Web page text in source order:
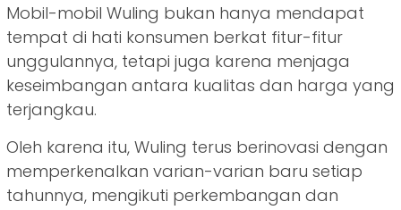
Mobil-mobil Wuling bukan hanya mendapat
tempat di hati konsumen berkat fitur-fitur
unggulannya, tetapi juga karena menjaga
keseimbangan antara kualitas dan harga yang
terjangkau.
Oleh karena itu, Wuling terus berinovasi dengan
memperkenalkan varian-varian baru setiap
tahunnya, mengikuti perkembangan dan